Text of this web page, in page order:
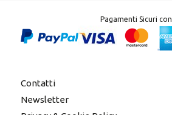
Pagamenti Sicuri con
Contatti
Newsletter